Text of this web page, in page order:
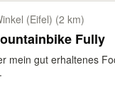
(Eifel) (2 km)
Fully
mein gut erhaltenes